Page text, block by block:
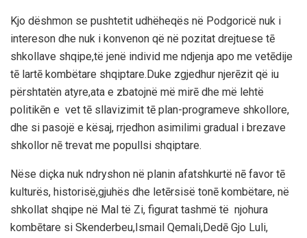
Kjo dëshmon se pushtetit udhëheqës në Podgoricë nuk i
intereson dhe nuk i konvenon që në pozitat drejtuese tē
shkollave shqipe,të jenë individ me ndjenja apo me vetēdije
tē lartē kombëtare shqiptare.Duke zgjedhur njerēzit që iu
përshtatën atyre,ata e zbatojnë më mirē dhe më lehtë
politikēn e vet tē sllavizimit tē plan-programeve shkollore,
dhe si pasojë e kësaj, rrjedhon asimilimi gradual i brezave
shkollor nē trevat me popullsi shqiptare.
Nëse diçka nuk ndryshon në planin afatshkurtë nē favor tē
kulturës, historisë,gjuhës dhe letērsisë tonē kombëtare, në
shkollat shqipe në Mal të Zi, figurat tashmë të njohura
kombētare si Skenderbeu,Ismail Qemali,Dedē Gjo Luli,